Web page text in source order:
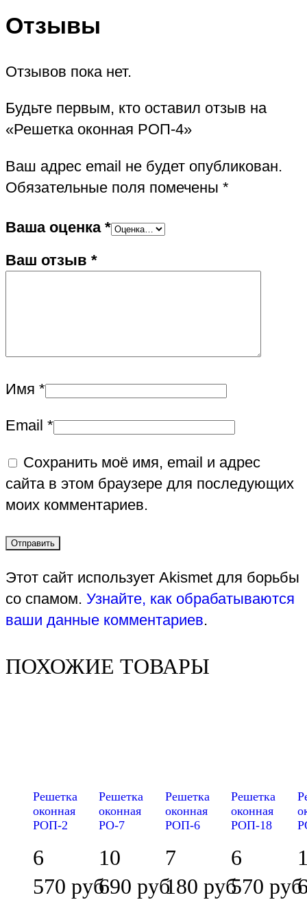
Отзывы
Отзывов пока нет.
Будьте первым, кто оставил отзыв на
«Решетка оконная РОП-4»
Ваш адрес email не будет опубликован.
Обязательные поля помечены *
Ваша оценка *
Ваш отзыв *
Имя *
Email *
Сохранить моё имя, email и адрес
сайта в этом браузере для последующих
моих комментариев.
Этот сайт использует Akismet для борьбы
со спамом. Узнайте, как обрабатываются
ваши данные комментариев.
ПОХОЖИЕ ТОВАРЫ
Решетка
оконная
РОП-2
6
570 руб
Решетка
оконная
РО-7
10
690руб
Решетка
оконная
РОП-6
7
180 руб
Решетка
оконная
РОП-18
6
570руб